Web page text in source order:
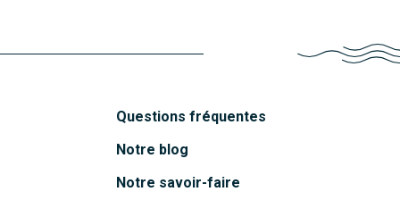
Questions fréquentes
Notre blog
Notre savoir-faire